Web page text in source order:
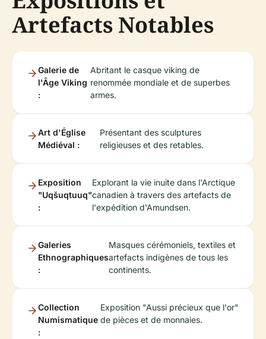
Artefacts Notables
Galerie de
l'Âge Viking
:
Abritant le casque viking de
renommée mondiale et de superbes
armes.
Art d'Église
Médiéval :
Présentant des sculptures
religieuses et des retables.
Exposition
"Uqšuqtuuq"
:
Explorant la vie inuite dans l'Arctique
canadien à travers des artefacts de
l'expédition d'Amundsen.
Galeries
Ethnographiques
:
Masques cérémoniels, textiles et
artefacts indigènes de tous les
continents.
Collection
Numismatique
:
Exposition "Aussi précieux que l'or"
de pièces et de monnaies.